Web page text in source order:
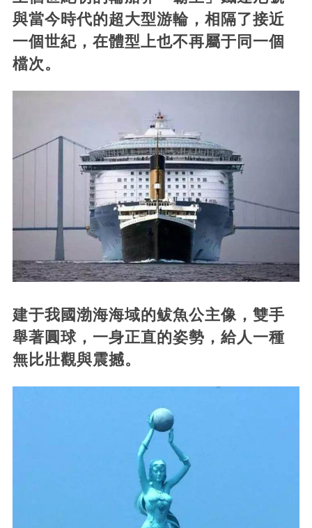
與當今時代的超大型游輪，相隔了接近
一個世紀，在體型上也不再屬于同一個
檔次。
建于我國渤海海域的鲅魚公主像，雙手
舉著圓球，一身正直的姿勢，給人一種
無比壯觀與震撼。